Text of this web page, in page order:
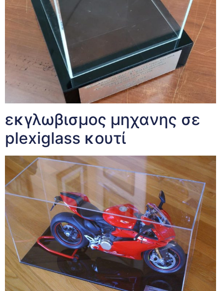
εκγλωβισμος μηχανης σε
plexiglass κουτί